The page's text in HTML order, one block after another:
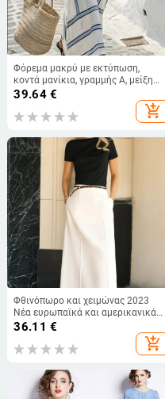
Φόρεμα μακρύ με εκτύπωση,
κοντά μανίκια, γραμμής Α, μείξη
λίνων, V‑λαιμό
39.64€
add_shopping_cart
Φθινόπωρο και χειμώνας 2023
Νέα ευρωπαϊκά και αμερικανικά
διασυνοριακά γυναικεία ρούχα,
κομψή ντραπέ φούστα με ψηλή
μέση σε γραμμή Α, μοντέρνα
36.11 €
add_shopping_cart